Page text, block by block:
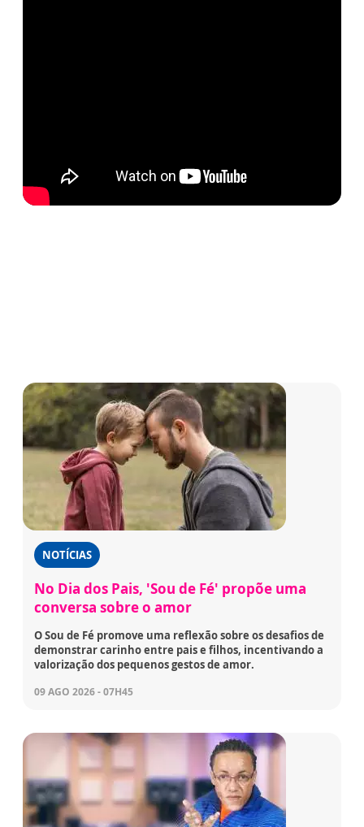
NOTÍCIAS
No Dia dos Pais, 'Sou de Fé' propõe uma
conversa sobre o amor
O Sou de Fé promove uma reflexão sobre os desafios de
demonstrar carinho entre pais e filhos, incentivando a
valorização dos pequenos gestos de amor.
09 AGO 2026 - 07H45